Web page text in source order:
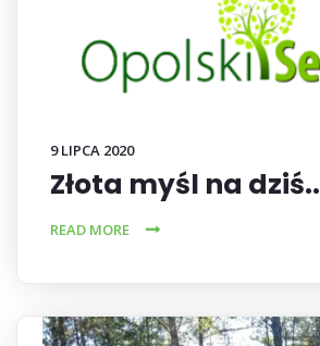
9 LIPCA 2020
Złota myśl na dziś..
READ MORE